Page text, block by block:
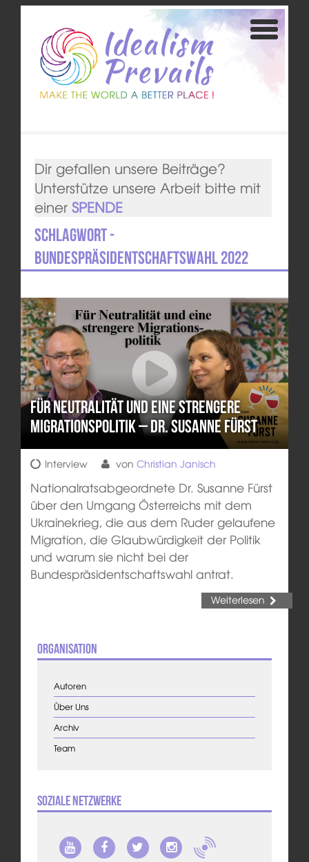
Dir gefallen unsere Beiträge?
Unterstütze unsere Arbeit bitte mit
einer SPENDE
Schlagwort -
Bundespräsidentschaftswahl 2022
Für Neutralität und eine strengere
Migrationspolitik – Dr. Susanne Fürst
Interview von Christian Janisch
Nationalratsabgeordnete Dr. Susanne Fürst
über den Umgang Österreichs mit dem
Ukrainekrieg, die aus dem Ruder gelaufene
Migration, die Glaubwürdigkeit der Politik
und warum sie nicht bei der
Bundespräsidentschaftswahl antrat.
Weiterlesen
Organisation
Autoren
Über Uns
Archiv
Team
Soziale Netzwerke